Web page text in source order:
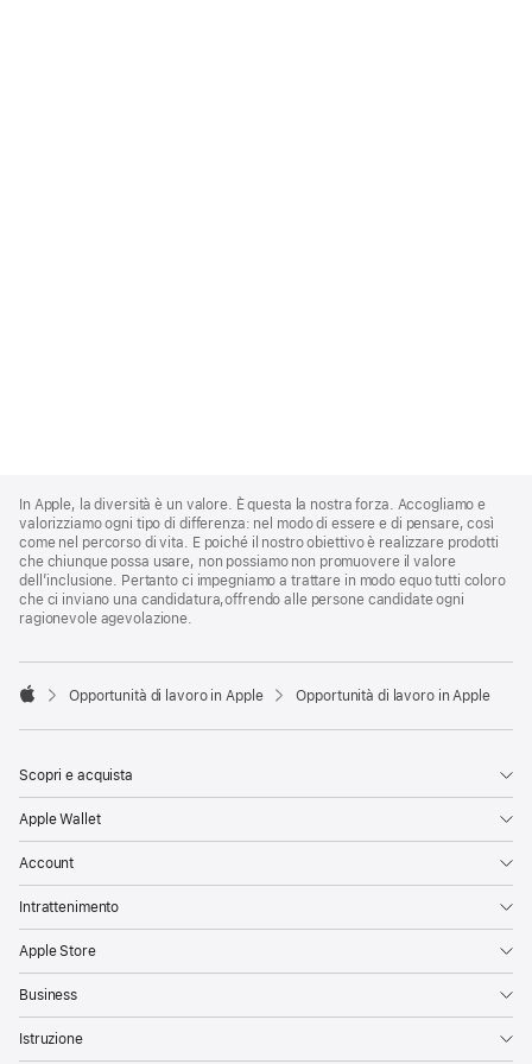
Footer
In Apple, la diversità è un valore. È questa la nostra forza. Accogliamo e
valorizziamo ogni tipo di differenza: nel modo di essere e di pensare, così
come nel percorso di vita. E poiché il nostro obiettivo è realizzare prodotti
che chiunque possa usare, non possiamo non promuovere il valore
dell’inclusione. Pertanto ci impegniamo a trattare in modo equo tutti coloro
che ci inviano una candidatura,offrendo alle persone candidate ogni
ragionevole agevolazione.

Opportunità di lavoro in Apple Opportunità di lavoro in Apple
Scopri e acquista
Apple Wallet
Account
Intrattenimento
Apple Store
Business
Istruzione